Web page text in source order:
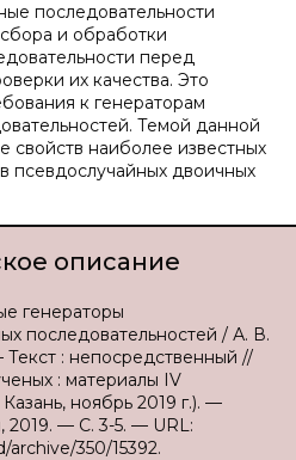
последовательности
и обработки
перед
их качества. Это
к генераторам
Темой данной
свойств наиболее известных
псевдослучайных двоичных
описание
генераторы
последовательностей / А. В.
Текст : непосредственный //
: материалы IV
ноябрь 2019 г.). —
2019. — С. 3-5. — URL:
350/15392.